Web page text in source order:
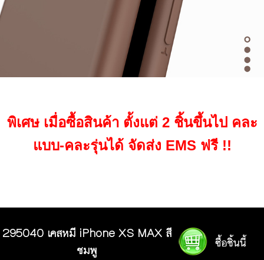
พิเศษ เมื่อซื้อสินค้า ตั้งแต่ 2 ชิ้นขึ้นไป คละ
แบบ-คละรุ่นได้ จัดส่ง EMS ฟรี !!
295040 เคสหมี iPhone XS MAX สี
ชมพู